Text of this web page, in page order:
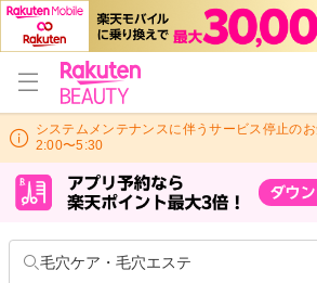
システムメンテナンスに伴うサービス停止の
2:00〜5:30
毛穴ケア・毛穴エステ